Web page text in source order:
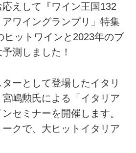
えして『ワイン王国132
ワイングランプリ」特集
ヒットワインと2023年のブ
測しました！
ーとして登場したイタリ
嶋勲氏による「イタリア
セミナーを開催します。
クで、大ヒットイタリア